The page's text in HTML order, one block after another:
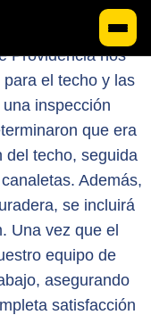
Providencia nos
el techo y las
inspección
que era
del techo, seguida
Además,
se incluirá
Una vez que el
equipo de
asegurando
satisfacción